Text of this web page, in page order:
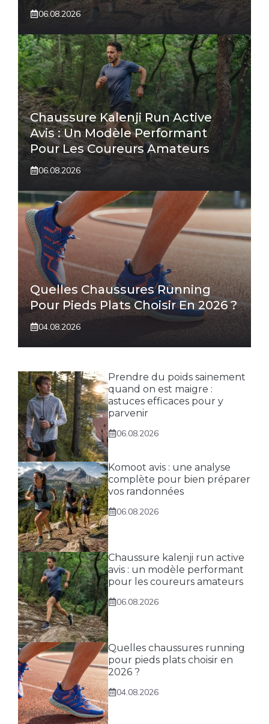
06.08.2026
Chaussure Kalenji Run Active
Avis : Un Modèle Performant
Pour Les Coureurs Amateurs
06.08.2026
Quelles Chaussures Running
Pour Pieds Plats Choisir En 2026 ?
04.08.2026
Prendre du poids sainement
quand on est maigre :
astuces efficaces pour y
parvenir
06.08.2026
Komoot avis : une analyse
complète pour bien préparer
vos randonnées
06.08.2026
Chaussure kalenji run active
avis : un modèle performant
pour les coureurs amateurs
06.08.2026
Quelles chaussures running
pour pieds plats choisir en
2026 ?
04.08.2026